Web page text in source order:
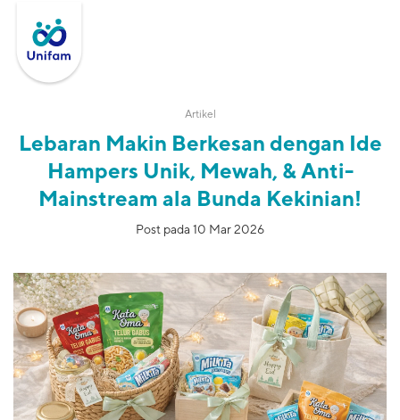
Artikel
Lebaran Makin Berkesan dengan Ide
Hampers Unik, Mewah, & Anti-
Mainstream ala Bunda Kekinian!
Post pada 10 Mar 2026